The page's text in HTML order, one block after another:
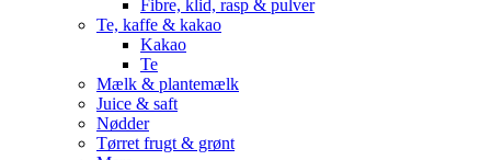
Fibre, klid, rasp & pulver
Te, kaffe & kakao
Kakao
Te
Mælk & plantemælk
Juice & saft
Nødder
Tørret frugt & grønt